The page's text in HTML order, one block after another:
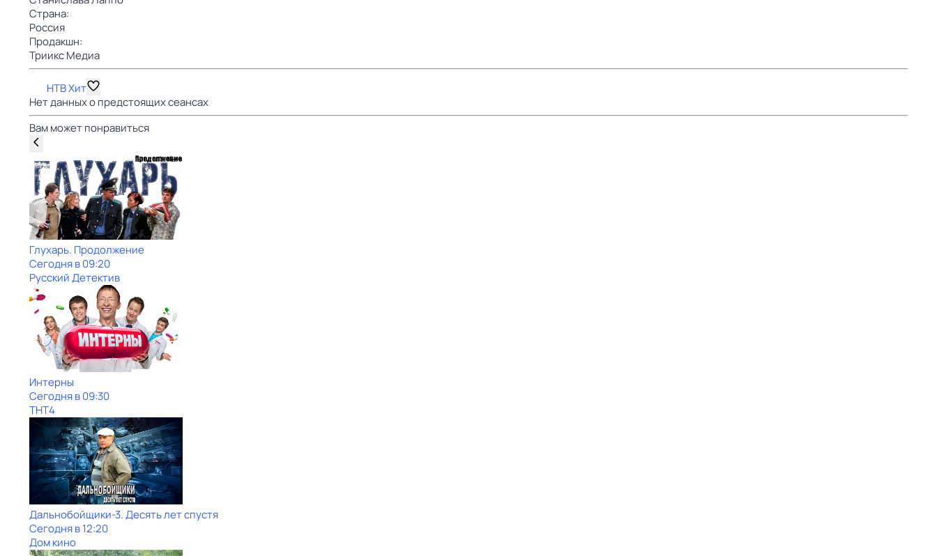
Страна:
Россия
Продакшн:
Триикс Медиа
НТВ Хит
Нет данных о предстоящих сеансах
Вам может понравиться
Глухарь. Продолжение
Сегодня в 09:20
Русский Детектив
Интерны
Сегодня в 09:30
ТНТ4
Дальнобойщики-3. Десять лет спустя
Сегодня в 12:20
Дом кино